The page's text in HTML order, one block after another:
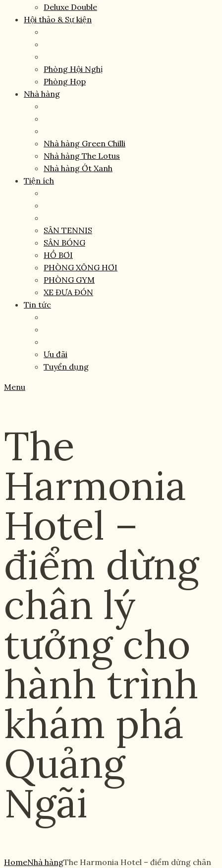
Deluxe Double
Hội thảo & Sự kiện
Phòng Hội Nghị
Phòng Họp
Nhà hàng
Nhà hàng Green Chilli
Nhà hàng The Lotus
Nhà hàng Ớt Xanh
Tiện ích
SÂN TENNIS
SÂN BÓNG
HỒ BƠI
PHÒNG XÔNG HƠI
PHÒNG GYM
XE ĐƯA ĐÓN
Tin tức
Ưu đãi
Tuyển dụng
Menu
The
Harmonia
Hotel –
điểm dừng
chân lý
tưởng cho
hành trình
khám phá
Quảng
Ngãi
HomeNhà hàngThe Harmonia Hotel – điểm dừng chân